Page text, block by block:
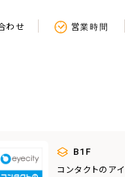
わせ 営業時間
B1F
コンタクトのアイ